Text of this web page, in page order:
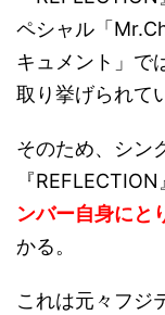
ペシャル「
キュメント」で
取り挙げられて
そのため、シン
『
ンバー自身にと
かる。
これは元々フジ